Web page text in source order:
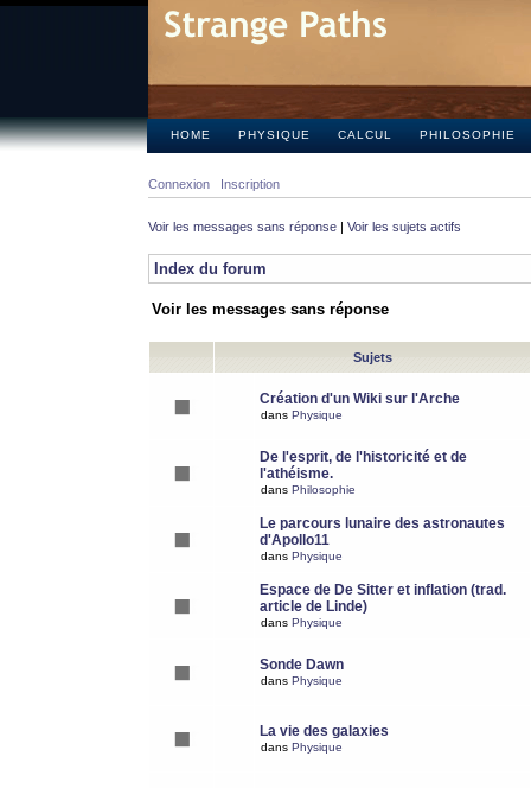
HOME PHYSIQUE CALCUL PHILOSOPHIE
Connexion Inscription
Voir les messages sans réponse | Voir les sujets actifs
Index du forum
Voir les messages sans réponse
Sujets
Création d'un Wiki sur l'Arche
dans Physique
De l'esprit, de l'historicité et de
l'athéisme.
dans Philosophie
Le parcours lunaire des astronautes
d'Apollo11
dans Physique
Espace de De Sitter et inflation (trad.
article de Linde)
dans Physique
Sonde Dawn
dans Physique
La vie des galaxies
dans Physique